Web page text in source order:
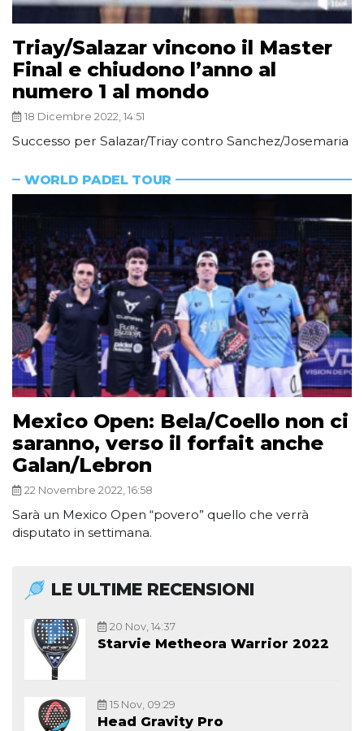
Triay/Salazar vincono il Master
Final e chiudono l’anno al
numero 1 al mondo
18 Dicembre 2022, 14:51
Successo per Salazar/Triay contro Sanchez/Josemaria
WORLD PADEL TOUR
Mexico Open: Bela/Coello non ci
saranno, verso il forfait anche
Galan/Lebron
22 Novembre 2022, 16:58
Sarà un Mexico Open “povero” quello che verrà
disputato in settimana.
LE ULTIME RECENSIONI
20 Nov, 14:37
Starvie Metheora Warrior 2022
15 Nov, 09:29
Head Gravity Pro